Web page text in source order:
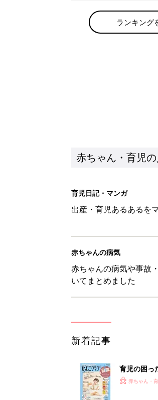
ランキング
赤ちゃん・育児
育児日記・マンガ
出産・育児あるあるを
赤ちゃんの病気
赤ちゃんの病気や事故
いてまとめました
新着記事
育児の困っ
つ情報がい
赤ちゃん・